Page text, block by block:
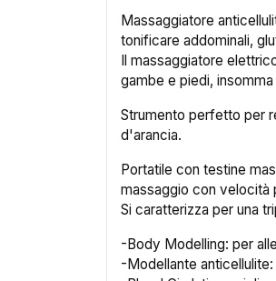
Massaggiatore
tonificare addominali,
Il massaggiatore
gambe e piedi,
Strumento perfetto per
d'arancia.
Portatile con testine
massaggio con velocità
Si caratterizza per una
-Body Modelling: per
-Modellante